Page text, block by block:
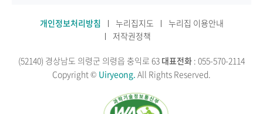
개인정보처리방침 누리집지도
누리집 이용안내
저작권정책
(52140) 경상남도 의령군 의령읍 충익로 63 대표전화 : 055-570-2114
Copyright © Uiryeong. All Rights Reserved.